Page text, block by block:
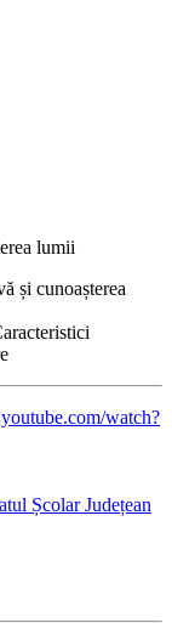
lumii
și cunoașterea
watch?
Școlar Județean